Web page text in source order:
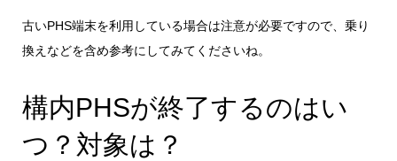
古いPHS端末を利用している場合は注意が必要ですので、乗り
換えなどを含め参考にしてみてくださいね。
構内PHSが終了するのはい
つ？対象は？